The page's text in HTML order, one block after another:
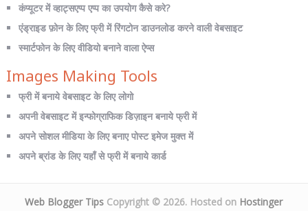
कंप्यूटर में व्हाट्सएप्प एप्प का उपयोग कैसे करे?
एंड्राइड फ़ोन के लिए फ्री में रिंगटोन डाउनलोड करने वाली वेबसाइट
स्मार्टफोन के लिए वीडियो बनाने वाला ऐप्स
Images Making Tools
फ्री में बनाये वेबसाइट के लिए लोगो
अपनी वेबसाइट में इन्फोग्राफिक डिज़ाइन बनाये फ्री में
अपने सोशल मीडिया के लिए बनाए पोस्ट इमेज मुक्त में
अपने ब्रांड के लिए यहाँ से फ्री में बनाये कार्ड
Web Blogger Tips Copyright © 2026. Hosted on Hostinger